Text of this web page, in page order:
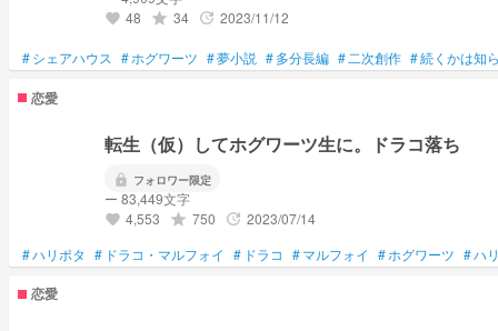
favorite 48 grade 34 update 2023/11/12
#シェアハウス #ホグワーツ #夢小説 #多分長編 #二次創作 #続くかは知
恋愛
転生（仮）してホグワーツ生に。ドラコ落ち
lock フォロワー限定
ー 83,449文字
favorite 4,553 grade 750 update 2023/07/14
#ハリポタ # ドラコ・マルフォイ # ドラコ #マルフォイ #ホグワーツ #ハ
恋愛